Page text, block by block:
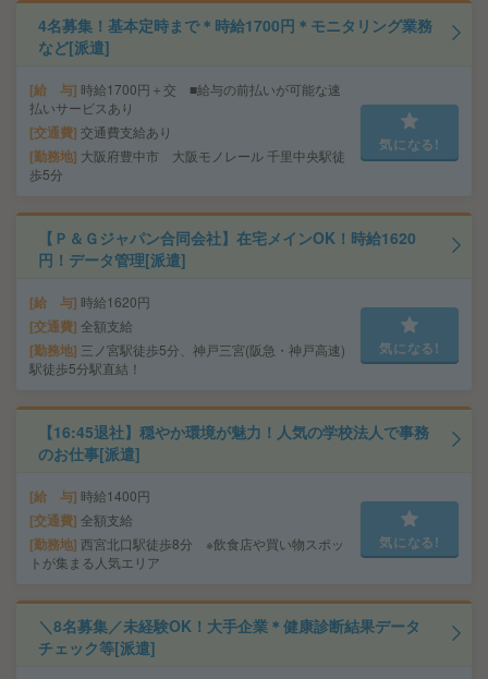
4名募集！基本定時まで＊時給1700円＊モニタリング業務
など[派遣]
給 与 時給1700円＋交 ■給与の前払いが可能な速
払いサービスあり
交通費 交通費支給あり
勤務地 大阪府豊中市 大阪モノレール 千里中央駅徒
歩5分
気になる!
【Ｐ＆Ｇジャパン合同会社】在宅メインOK！時給1620
円！データ管理[派遣]
給 与 時給1620円
交通費 全額支給
勤務地 三ノ宮駅徒歩5分、神戸三宮(阪急・神戸高速)
駅徒歩5分駅直結！
気になる!
【16:45退社】穏やか環境が魅力！人気の学校法人で事務
のお仕事[派遣]
給 与 時給1400円
交通費 全額支給
勤務地 西宮北口駅徒歩8分 ※飲食店や買い物スポッ
トが集まる人気エリア
気になる!
＼8名募集／未経験OK！大手企業＊健康診断結果データ
チェック等[派遣]